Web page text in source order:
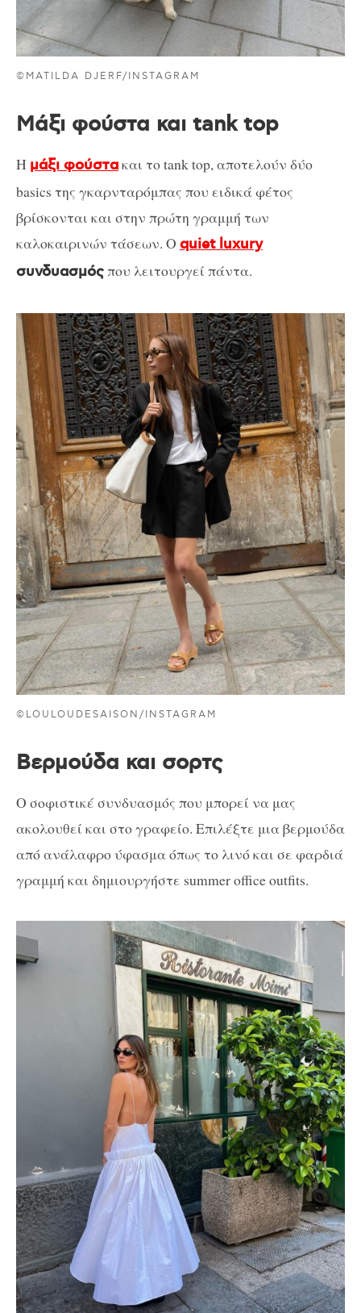
©MATILDA DJERF/INSTAGRAM
Μάξι φούστα και tank top
Η μάξι φούστακαι το tank top, αποτελούν δύο
basics της γκαρνταρόμπας που ειδικά φέτος
βρίσκονται και στην πρώτη γραμμή των
καλοκαιρινών τάσεων. Ο quiet luxury
συνδυασμόςπου λειτουργεί πάντα.
©LOULOUDESAISON/INSTAGRAM
Βερμούδα και σορτς
Ο σοφιστικέ συνδυασμός που μπορεί να μας
ακολουθεί και στο γραφείο. Επιλέξτε μια βερμούδα
από ανάλαφρο ύφασμα όπως το λινό και σε φαρδιά
γραμμή και δημιουργήστε summer office outfits.